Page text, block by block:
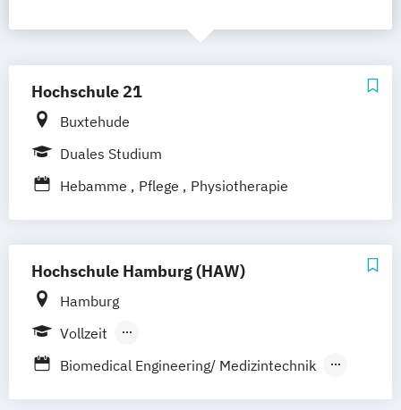
Hochschule 21
Buxtehude
Duales Studium
Hebamme
Pflege Physiotherapie
Hochschule Hamburg (HAW)
Hamburg
Vollzeit
Berufsbegleitendes Präsenzstudium
Biomedical Engineering/ Medizintechnik